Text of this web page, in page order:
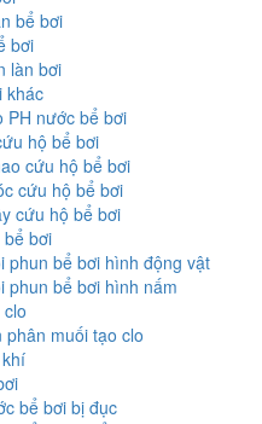
bể bơi
bơi
làn bơi
khác
PH nước bể bơi
hộ bể bơi
cứu hộ bể bơi
cứu hộ bể bơi
cứu hộ bể bơi
bể bơi
phun bể bơi hình động vật
phun bể bơi hình nấm
phân muối tạo clo
bể bơi bị đục